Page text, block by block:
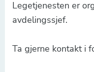
Legetjenesten er
avdelingssjef.
Ta gjerne kontakt i